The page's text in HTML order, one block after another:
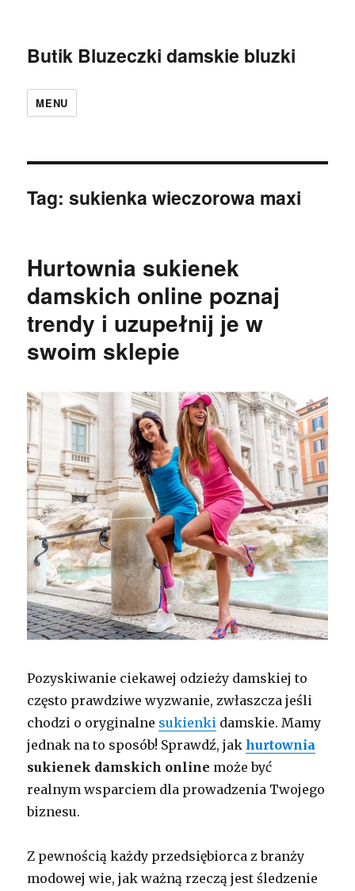
Butik Bluzeczki damskie bluzki
MENU
Tag:sukienka wieczorowa maxi
Hurtownia sukienek
damskich online poznaj
trendy i uzupełnij je w
swoim sklepie
Pozyskiwanie ciekawej odzieży damskiej to
często prawdziwe wyzwanie, zwłaszcza jeśli
chodzi o oryginalne sukienki damskie. Mamy
jednak na to sposób! Sprawdź, jakhurtownia
sukienek damskich online może być
realnym wsparciem dla prowadzenia Twojego
biznesu.
Z pewnością każdy przedsiębiorca z branży
modowej wie, jak ważną rzeczą jest śledzenie